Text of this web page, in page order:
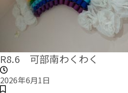
R8.6 可部南わくわく
2026年6月1日